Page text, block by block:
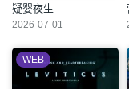
疑婴夜生
2026-07-01
WEB